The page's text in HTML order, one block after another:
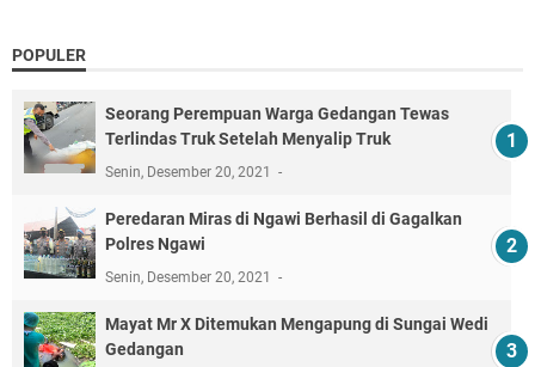
POPULER
Seorang Perempuan Warga Gedangan Tewas
Terlindas Truk Setelah Menyalip Truk
Senin, Desember 20, 2021
Peredaran Miras di Ngawi Berhasil di Gagalkan
Polres Ngawi
Senin, Desember 20, 2021
Mayat Mr X Ditemukan Mengapung di Sungai Wedi
Gedangan